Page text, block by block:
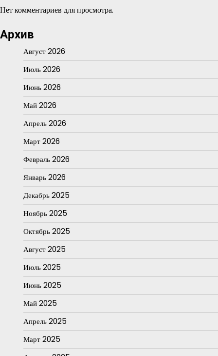
Нет комментариев для просмотра.
Архив
Август 2026
Июль 2026
Июнь 2026
Май 2026
Апрель 2026
Март 2026
Февраль 2026
Январь 2026
Декабрь 2025
Ноябрь 2025
Октябрь 2025
Август 2025
Июль 2025
Июнь 2025
Май 2025
Апрель 2025
Март 2025